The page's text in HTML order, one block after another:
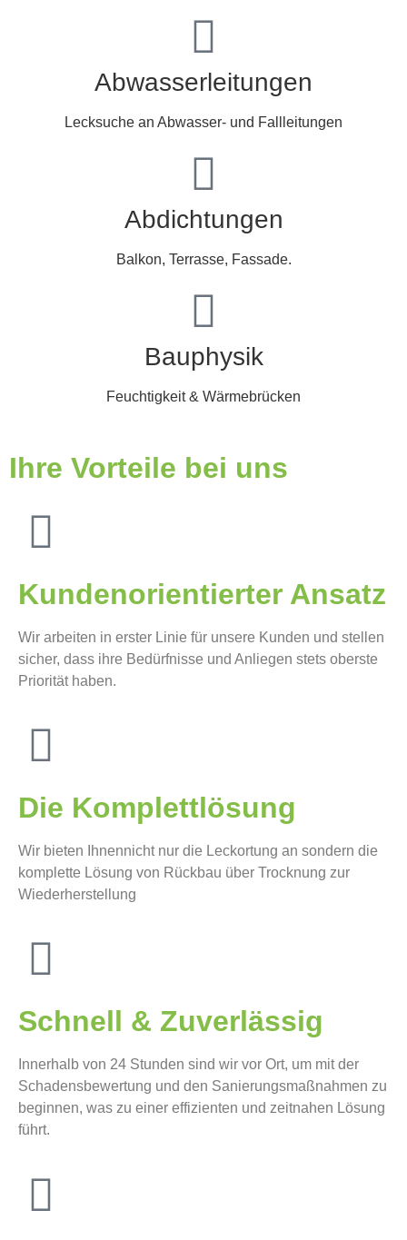
Abwasserleitungen
Lecksuche an Abwasser- und Fallleitungen
Abdichtungen
Balkon, Terrasse, Fassade.
Bauphysik
Feuchtigkeit & Wärmebrücken
Ihre Vorteile bei uns
Kundenorientierter Ansatz
Wir arbeiten in erster Linie für unsere Kunden und stellen
sicher, dass ihre Bedürfnisse und Anliegen stets oberste
Priorität haben.
Die Komplettlösung
Wir bieten Ihnennicht nur die Leckortung an sondern die
komplette Lösung von Rückbau über Trocknung zur
Wiederherstellung
Schnell & Zuverlässig
Innerhalb von 24 Stunden sind wir vor Ort, um mit der
Schadensbewertung und den Sanierungsmaßnahmen zu
beginnen, was zu einer effizienten und zeitnahen Lösung
führt.